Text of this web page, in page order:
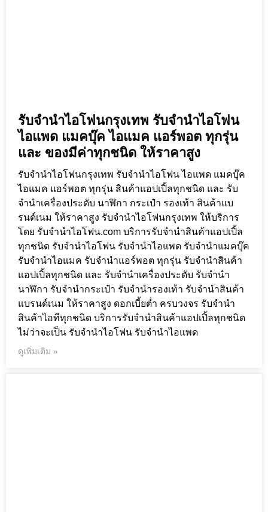
รับจำนำไอโฟนกรุงเทพ รับจำนำไอโฟน
ไอแพด แมคบุ๊ค ไอแมค แอร์พอต ทุกรุ่น
และ ของมีค่าทุกชนิด ให้ราคาสูง
รับจำนำไอโฟนกรุงเทพ รับจำนำไอโฟน ไอแพด แมคบุ๊ค
ไอแมค แอร์พอต ทุกรุ่น สินค้าแอปเปิ้ลทุกชนิด และ รับ
จำนำเครื่องประดับ นาฬิกา กระเป๋า รองเท้า สินค้าแบ
รนด์เนม ให้ราคาสูง รับจำนำไอโฟนกรุงเทพ ให้บริการ
โดย รับจํานําไอโฟน.com บริการรับจำนำสินค้าแอปเปิ้ล
ทุกชนิด รับจำนำไอโฟน รับจำนำไอแพด รับจำนำแมคบุ๊ค
รับจำนำไอแมค รับจำนำแอร์พอต ทุกรุ่น รับจำนำสินค้า
แอปเปิ้ลทุกชนิด และ รับจำนำเครื่องประดับ รับจำนำ
นาฬิกา รับจำนำกระเป๋า รับจำนำรองเท้า รับจำนำสินค้า
แบรนด์เนม ให้ราคาสูง ดอกเบี้ยต่ำ ครบวงจร รับจำนำ
สินค้าไอทีทุกชนิด บริการรับจำนำสินค้าแอปเปิ้ลทุกชนิด
ไม่ว่าจะเป็น รับจำนำไอโฟน รับจำนำไอแพด
ดูเพิ่มเติม »